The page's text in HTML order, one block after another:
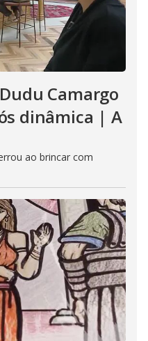
Camargo
dinâmica | A
ao brincar com